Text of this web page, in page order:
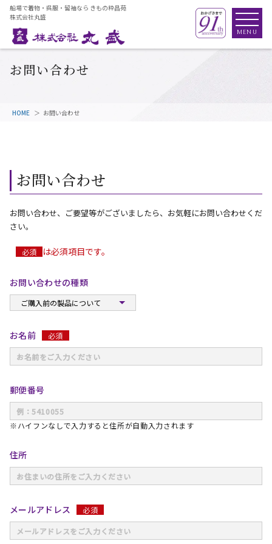
船場で着物・呉服・留袖なら きもの粋昌苑
株式会社丸盛
お問い合わせ
HOME お問い合わせ
お問い合わせ
お問い合わせ、ご要望等がございましたら、お気軽にお問い合わせくだ
さい。
必須 は必須項目です。
お問い合わせの種類
お名前 必須
郵便番号
※ハイフンなしで入力すると住所が自動入力されます
住所
メールアドレス 必須